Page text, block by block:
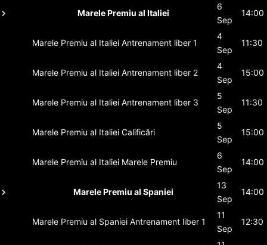
Marele Premiu al Italiei
6
Sep
14:00
Marele Premiu al Italiei Antrenament liber 1
4
Sep
11:30
Marele Premiu al Italiei Antrenament liber 2
4
Sep
15:00
Marele Premiu al Italiei Antrenament liber 3
5
Sep
11:30
Marele Premiu al Italiei Calificări
5
Sep
15:00
Marele Premiu al Italiei Marele Premiu
6
Sep
14:00
Marele Premiu al Spaniei
13
Sep
14:00
Marele Premiu al Spaniei Antrenament liber 1
11
Sep
12:30